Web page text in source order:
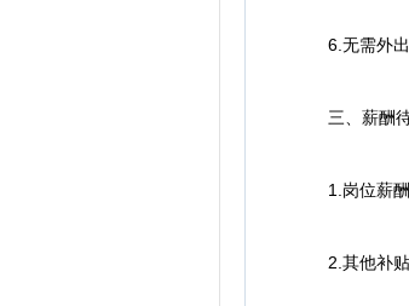
6.无需外出
三、薪酬待
1.岗位薪酬
2.其他补贴